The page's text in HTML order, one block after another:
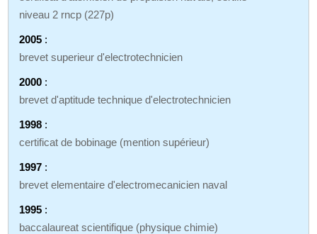
niveau 2 rncp (227p)
2005 :
brevet superieur d'electrotechnicien
2000 :
brevet d'aptitude technique d'electrotechnicien
1998 :
certificat de bobinage (mention supérieur)
1997 :
brevet elementaire d'electromecanicien naval
1995 :
baccalaureat scientifique (physique chimie)